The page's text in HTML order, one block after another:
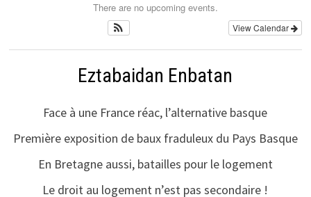
There are no upcoming events.
View Calendar
Eztabaidan Enbatan
Face à une France réac, l’alternative basque
Première exposition de baux fraduleux du Pays Basque
En Bretagne aussi, batailles pour le logement
Le droit au logement n’est pas secondaire !